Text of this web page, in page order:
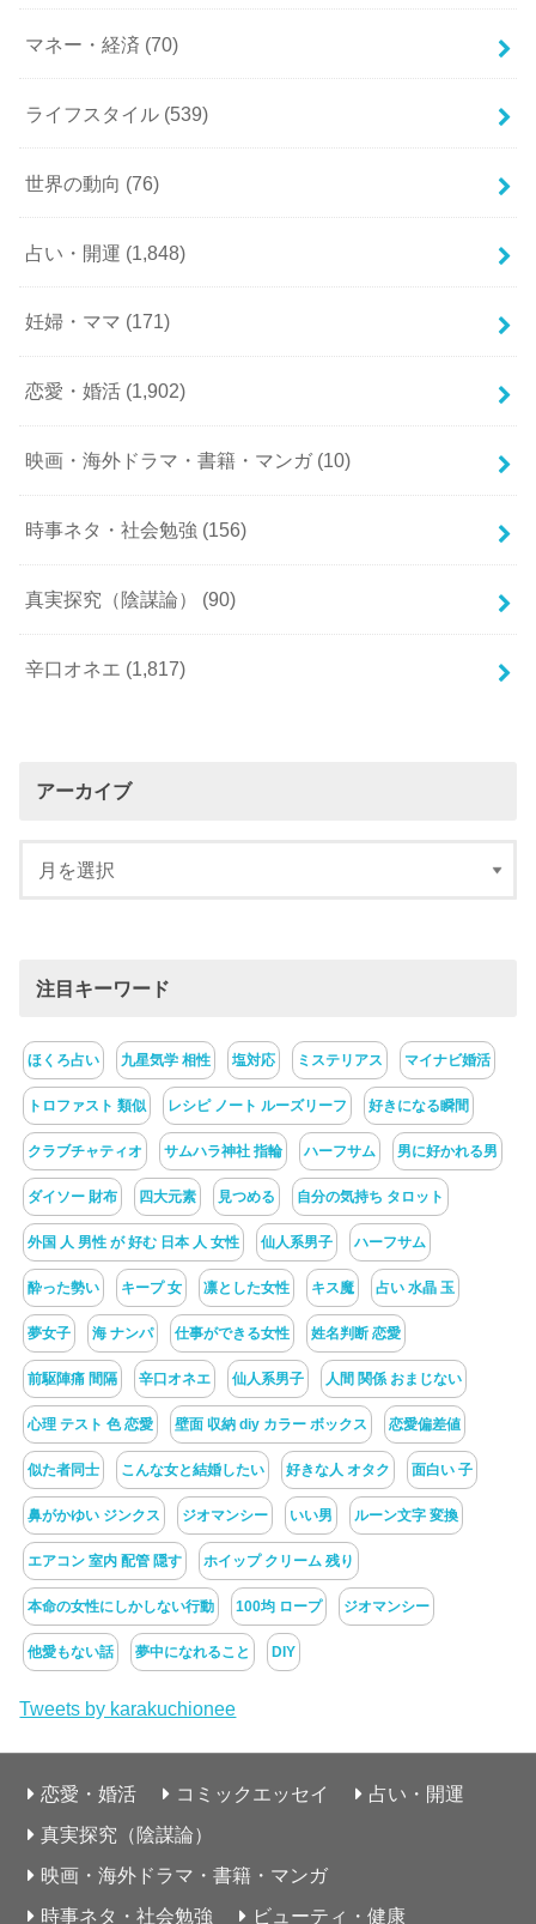
マネー・経済 (70)
ライフスタイル (539)
世界の動向 (76)
占い・開運 (1,848)
妊婦・ママ (171)
恋愛・婚活 (1,902)
映画・海外ドラマ・書籍・マンガ (10)
時事ネタ・社会勉強 (156)
真実探究（陰謀論） (90)
辛口オネエ (1,817)
アーカイブ
注目キーワード
ほくろ占い 九星気学 相性 塩対応 ミステリアス マイナビ婚活
トロファスト 類似 レシピ ノート ルーズリーフ 好きになる瞬間
クラブチャティオ サムハラ神社 指輪 ハーフサム 男に好かれる男
ダイソー 財布 四大元素 見つめる 自分の気持ち タロット
外国 人 男性 が 好む 日本 人 女性 仙人系男子 ハーフサム
酔った勢い キープ 女 凛とした女性 キス魔 占い 水晶 玉
夢女子 海 ナンパ 仕事ができる女性 姓名判断 恋愛
前駆陣痛 間隔 辛口オネエ 仙人系男子 人間 関係 おまじない
心理 テスト 色 恋愛 壁面 収納 diy カラー ボックス 恋愛偏差値
似た者同士 こんな女と結婚したい 好きな人 オタク 面白い 子
鼻がかゆい ジンクス ジオマンシー いい男 ルーン文字 変換
エアコン 室内 配管 隠す ホイップ クリーム 残り
本命の女性にしかしない行動 100均 ロープ ジオマンシー
他愛もない話 夢中になれること DIY
Tweets by karakuchionee
恋愛・婚活 コミックエッセイ
占い・開運
真実探究（陰謀論）
映画・海外ドラマ・書籍・マンガ
時事ネタ・社会勉強
ビューティ・健康